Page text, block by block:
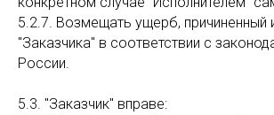
5.2.7. Возмещать ущерб, причиненный
"Заказчика" в соответствии с
России.
5.3. "Заказчик" вправе: